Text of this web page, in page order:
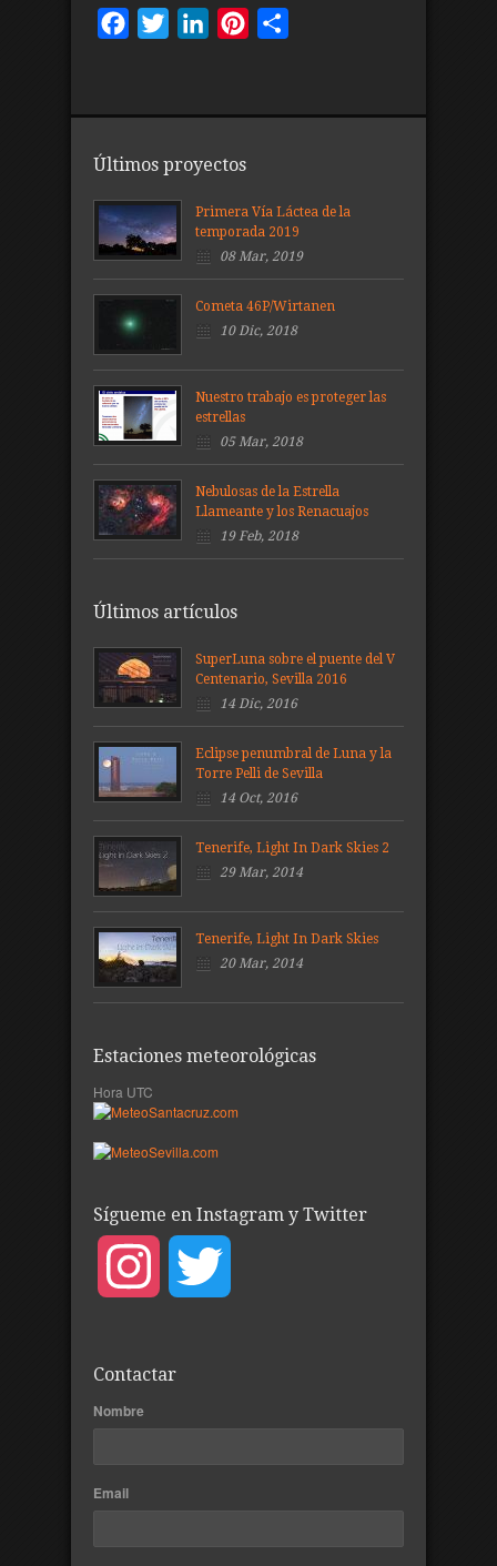
Facebook
Twitter LinkedInPinterest
Últimos proyectos
Primera Vía Láctea de la
temporada 2019
08 Mar, 2019
Cometa 46P/Wirtanen
10 Dic, 2018
Nuestro trabajo es proteger las
estrellas
05 Mar, 2018
Nebulosas de la Estrella
Llameante y los Renacuajos
19 Feb, 2018
Últimos artículos
SuperLuna sobre el puente del V
Centenario, Sevilla 2016
14 Dic, 2016
Eclipse penumbral de Luna y la
Torre Pelli de Sevilla
14 Oct, 2016
Tenerife, Light In Dark Skies 2
29 Mar, 2014
Tenerife, Light In Dark Skies
20 Mar, 2014
Estaciones meteorológicas
Hora UTC
Sígueme en Instagram y Twitter
Instagram
Contactar
Nombre
Email